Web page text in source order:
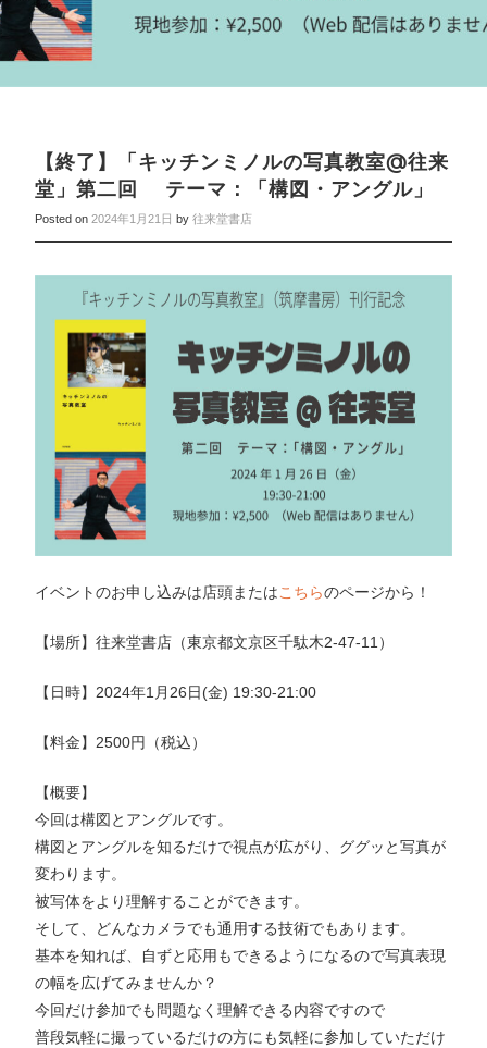
【終了】「キッチンミノルの写真教室@往来
堂」第二回 テーマ：「構図・アングル」
Posted on2024年1月21日 by往来堂書店
イベントのお申し込みは店頭またはこちらのページから！
【場所】往来堂書店（東京都文京区千駄木2-47-11）
【日時】2024年1月26日(金) 19:30-21:00
【料金】2500円（税込）
【概要】
今回は構図とアングルです。
構図とアングルを知るだけで視点が広がり、ググッと写真が
変わります。
被写体をより理解することができます。
そして、どんなカメラでも通用する技術でもあります。
基本を知れば、自ずと応用もできるようになるので写真表現
の幅を広げてみませんか？
今回だけ参加でも問題なく理解できる内容ですので
普段気軽に撮っているだけの方にも気軽に参加していただけ